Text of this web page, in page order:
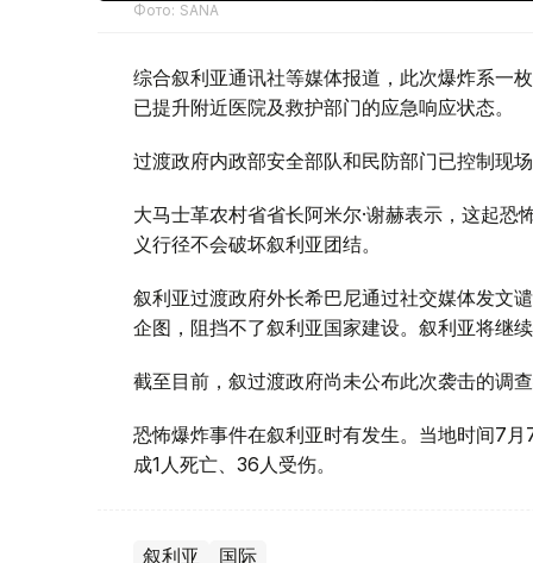
Фото: SANA
综合叙利亚通讯社等媒体报道，此次爆炸系一
已提升附近医院及救护部门的应急响应状态。
过渡政府内政部安全部队和民防部门已控制现
大马士革农村省省长阿米尔·谢赫表示，这起
义行径不会破坏叙利亚团结。
叙利亚过渡政府外长希巴尼通过社交媒体发文
企图，阻挡不了叙利亚国家建设。叙利亚将继
截至目前，叙过渡政府尚未公布此次袭击的调查
恐怖爆炸事件在叙利亚时有发生。当地时间7
成1人死亡、36人受伤。
叙利亚 国际